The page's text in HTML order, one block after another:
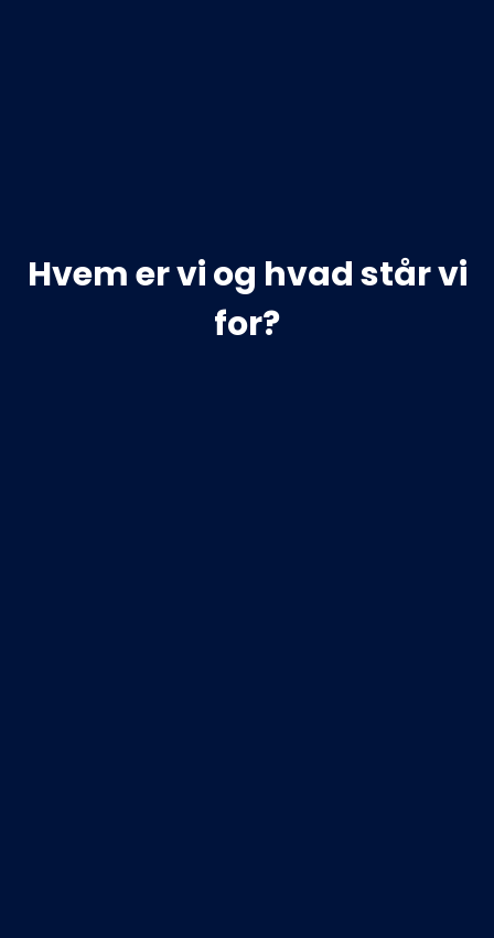
Hvem er vi og hvad står vi
for?